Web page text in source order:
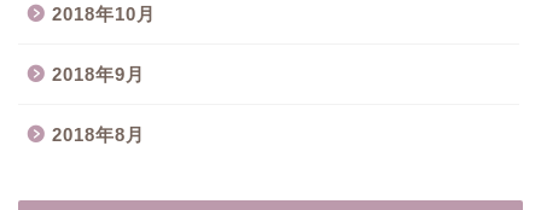
2018年10月
2018年9月
2018年8月